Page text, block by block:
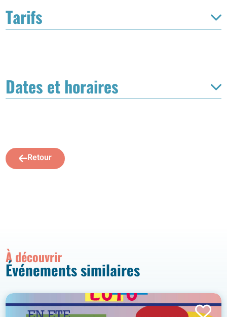
Tarifs
Dates et horaires
Retour
À découvrir
Événements similaires